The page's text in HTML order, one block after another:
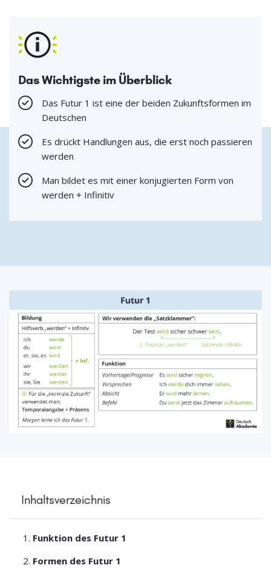
Das Wichtigste im Überblick
Das Futur 1 ist eine der beiden Zukunftsformen im
Deutschen
Es drückt Handlungen aus, die erst noch passieren
werden
Man bildet es mit einer konjugierten Form von
werden + Infinitiv
Inhaltsverzeichnis
Funktion des Futur 1
Formen des Futur 1